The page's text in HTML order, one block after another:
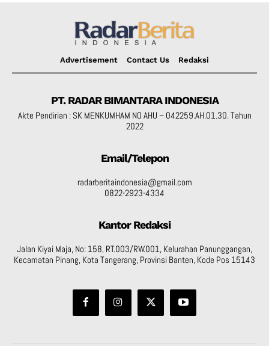
Advertisement Contact Us Redaksi
PT. RADAR BIMANTARA INDONESIA
Akte Pendirian : SK MENKUMHAM NO AHU – 042259.AH.01.30. Tahun
2022
Email/Telepon
radarberitaindonesia@gmail.com
0822-2923-4334
Kantor Redaksi
Jalan Kiyai Maja, No: 158, RT.003/RW.001, Kelurahan Panunggangan,
Kecamatan Pinang, Kota Tangerang, Provinsi Banten, Kode Pos 15143